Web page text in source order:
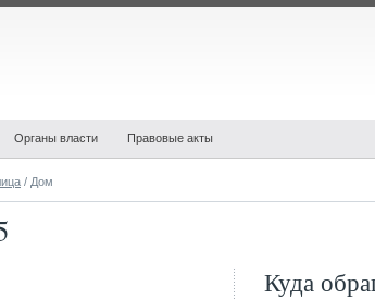
Органы власти Правовые акты
/ Дом
Куда